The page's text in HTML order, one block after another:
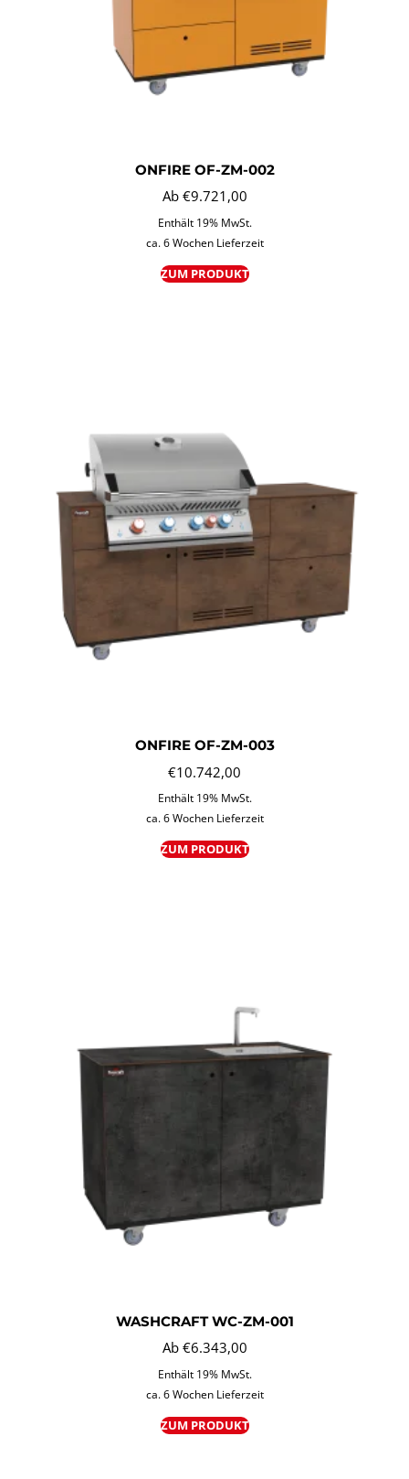
ONFIRE OF-ZM-002
Ab €9.721,00
Enthält 19% MwSt.
ca. 6 Wochen Lieferzeit
ZUM PRODUKT
ONFIRE OF-ZM-003
€10.742,00
Enthält 19% MwSt.
ca. 6 Wochen Lieferzeit
ZUM PRODUKT
WASHCRAFT WC-ZM-001
Ab €6.343,00
Enthält 19% MwSt.
ca. 6 Wochen Lieferzeit
ZUM PRODUKT